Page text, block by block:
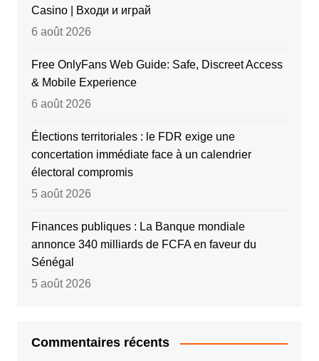
Casino | Входи и играй
6 août 2026
Free OnlyFans Web Guide: Safe, Discreet Access
& Mobile Experience
6 août 2026
Élections territoriales : le FDR exige une
concertation immédiate face à un calendrier
électoral compromis
5 août 2026
Finances publiques : La Banque mondiale
annonce 340 milliards de FCFA en faveur du
Sénégal
5 août 2026
Commentaires récents